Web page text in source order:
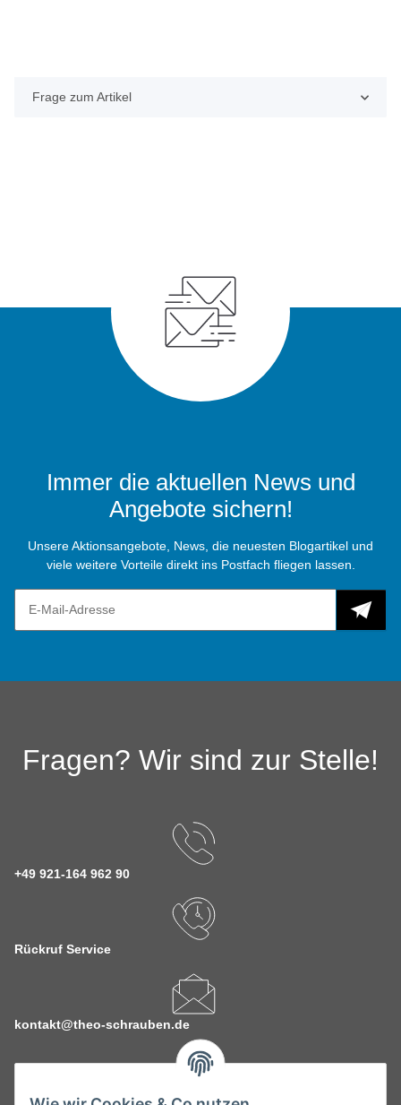
Frage zum Artikel
Immer die aktuellen News und
Angebote sichern!
Unsere Aktionsangebote, News, die neuesten Blogartikel und
viele weitere Vorteile direkt ins Postfach fliegen lassen.
Fragen? Wir sind zur Stelle!
+49 921-164 962 90
Rückruf Service
kontakt@theo-schrauben.de